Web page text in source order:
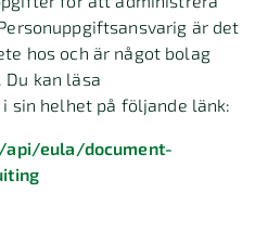
är det
hos och är något bolag
Du kan läsa
sin helhet på följande länk:
eula/document-